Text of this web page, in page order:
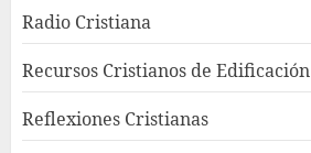
Radio Cristiana
Recursos Cristianos de Edificación
Reflexiones Cristianas